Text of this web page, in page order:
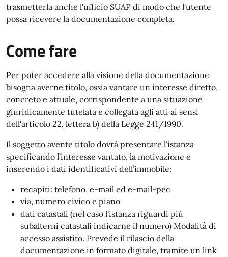
trasmetterla anche l'ufficio SUAP di modo che l'utente
possa ricevere la documentazione completa.
Come fare
Per poter accedere alla visione della documentazione
bisogna averne titolo, ossia vantare un interesse diretto,
concreto e attuale, corrispondente a una situazione
giuridicamente tutelata e collegata agli atti ai sensi
dell'articolo 22, lettera b) della Legge 241/1990.
Il soggetto avente titolo dovrà presentare l'istanza
specificando l’interesse vantato, la motivazione e
inserendo i dati identificativi dell’immobile:
recapiti: telefono, e-mail ed e-mail-pec
via, numero civico e piano
dati catastali (nel caso l'istanza riguardi più
subalterni catastali indicarne il numero) Modalità di
accesso assistito. Prevede il rilascio della
documentazione in formato digitale, tramite un link